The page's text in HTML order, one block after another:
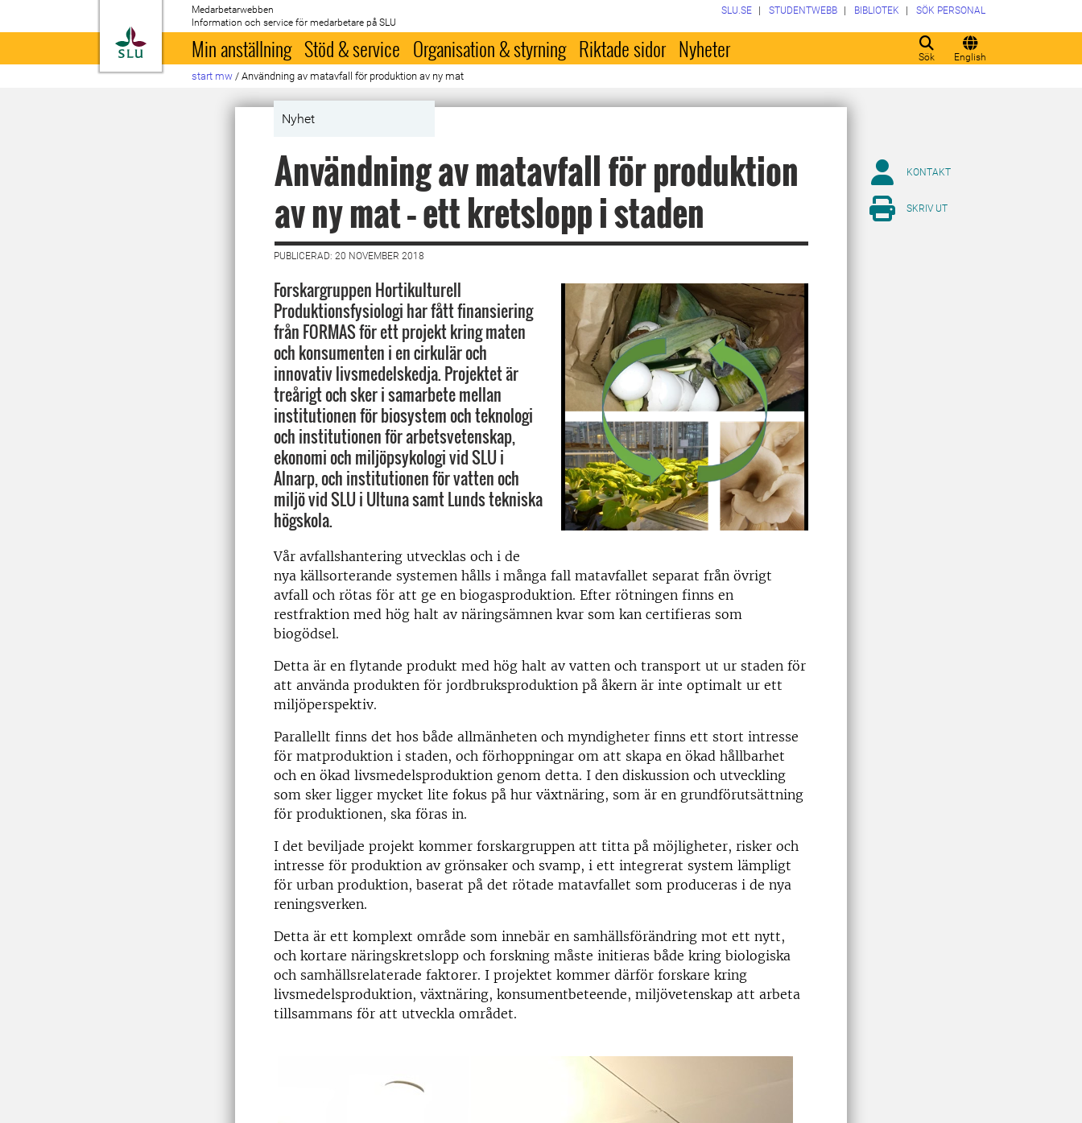
Till startsida
Medarbetarwebben
Information och service för medarbetare på SLU
Sök English
SLU.SE STUDENTWEBB BIBLIOTEK SÖK PERSONAL
Min anställning Stöd & service Organisation & styrning Riktade sidor Nyheter
start mw / Användning av matavfall för produktion av ny mat
Nyhet
Användning av matavfall för produktion
av ny mat – ett kretslopp i staden
PUBLICERAD: 20 NOVEMBER 2018
Forskargruppen Hortikulturell
Produktionsfysiologi har fått finansiering
från FORMAS för ett projekt kring maten
och konsumenten i en cirkulär och
innovativ livsmedelskedja. Projektet är
treårigt och sker i samarbete mellan
institutionen för biosystem och teknologi
och institutionen för arbetsvetenskap,
ekonomi och miljöpsykologi vid SLU i
Alnarp, och institutionen för vatten och
miljö vid SLU i Ultuna samt Lunds tekniska
högskola.
Vår avfallshantering utvecklas och i de
nya källsorterande systemen hålls i många fall matavfallet separat från övrigt
avfall och rötas för att ge en biogasproduktion. Efter rötningen finns en
restfraktion med hög halt av näringsämnen kvar som kan certifieras som
biogödsel.
Detta är en flytande produkt med hög halt av vatten och transport ut ur staden för
att använda produkten för jordbruksproduktion på åkern är inte optimalt ur ett
miljöperspektiv.
Parallellt finns det hos både allmänheten och myndigheter finns ett stort intresse
för matproduktion i staden, och förhoppningar om att skapa en ökad hållbarhet
och en ökad livsmedelsproduktion genom detta. I den diskussion och utveckling
som sker ligger mycket lite fokus på hur växtnäring, som är en grundförutsättning
för produktionen, ska föras in.
I det beviljade projekt kommer forskargruppen att titta på möjligheter, risker och
intresse för produktion av grönsaker och svamp, i ett integrerat system lämpligt
för urban produktion, baserat på det rötade matavfallet som produceras i de nya
reningsverken.
Detta är ett komplext område som innebär en samhällsförändring mot ett nytt,
och kortare näringskretslopp och forskning måste initieras både kring biologiska
och samhällsrelaterade faktorer. I projektet kommer därför forskare kring
livsmedelsproduktion, växtnäring, konsumentbeteende, miljövetenskap att arbeta
tillsammans för att utveckla området.
KONTAKT
SKRIV UT